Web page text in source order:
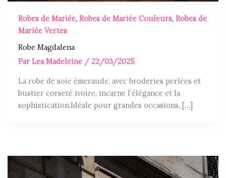
Robes de Mariée,Robes de Mariée Couleurs,Robes de
Mariée Vertes
Robe Magdalena
ParLea Madeleine / 22/03/2025
La robe de soie émeraude, avec broderies perlées et
bustier corseté ivoire, incarne l’élégance et la
sophistication.Idéale pour grandes occasions, […]